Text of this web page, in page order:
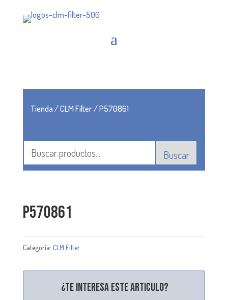
Tienda/CLM Filter/ P570861
Buscar
P570861
Categoría: CLM Filter
¿Te interesa este articulo?